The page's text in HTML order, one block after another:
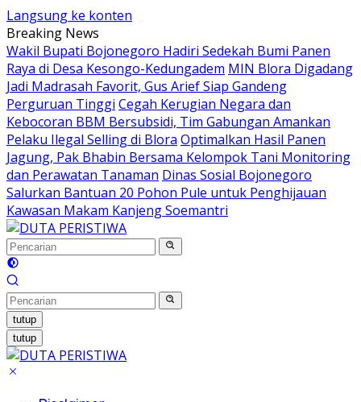
Langsung ke konten
Breaking News
Wakil Bupati Bojonegoro Hadiri Sedekah Bumi Panen
Raya di Desa Kesongo-Kedungadem MIN Blora Digadang
Jadi Madrasah Favorit, Gus Arief Siap Gandeng
Perguruan Tinggi Cegah Kerugian Negara dan
Kebocoran BBM Bersubsidi, Tim Gabungan Amankan
Pelaku Ilegal Selling di Blora Optimalkan Hasil Panen
Jagung, Pak Bhabin Bersama Kelompok Tani Monitoring
dan Perawatan Tanaman Dinas Sosial Bojonegoro
Salurkan Bantuan 20 Pohon Pule untuk Penghijauan
Kawasan Makam Kanjeng Soemantri
tutup
tutup